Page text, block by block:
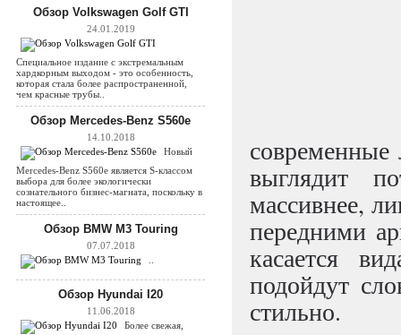
Обзор Volkswagen Golf GTI
24.01.2019
Специальное издание с экстремальным
хардкорным выходом - это особенность,
которая стала более распространенной,
чем красные трубы..
Обзор Mercedes-Benz S560e
14.10.2018
Новый
Mercedes-Benz S560e является S-классом
выбора для более экологически
сознательного бизнес-магната, поскольку в
настоящее..
Обзор BMW M3 Touring
07.07.2018
Обзор Hyundai I20
11.06.2018
Более свежая,
выглядит
массивнее,
передними
касается
подойдут
стильно.